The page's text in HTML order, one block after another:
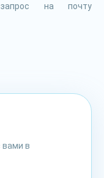
на почту
вами в